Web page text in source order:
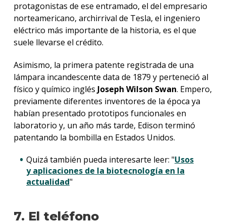
protagonistas de ese entramado, el del empresario
norteamericano, archirrival de Tesla, el ingeniero
eléctrico más importante de la historia, es el que
suele llevarse el crédito.
Asimismo, la primera patente registrada de una
lámpara incandescente data de 1879 y perteneció al
físico y químico inglés Joseph Wilson Swan. Empero,
previamente diferentes inventores de la época ya
habían presentado prototipos funcionales en
laboratorio y, un año más tarde, Edison terminó
patentando la bombilla en Estados Unidos.
Quizá también pueda interesarte leer: "Usos
y aplicaciones de la biotecnología en la
actualidad"
7. El teléfono